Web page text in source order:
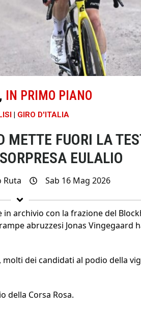
IN PRIMO PIANO
| GIRO D'ITALIA
METTE FUORI LA
EULALIO
Ruta Sab 16 Mag 2026
archivio con la frazione del
abruzzesi Jonas Vingegaard
, molti dei candidati al podio della
della Corsa Rosa.